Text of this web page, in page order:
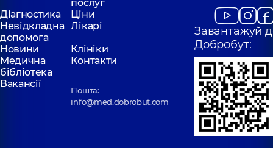
Київ
послуг
Діагностика
Ціни
Невідкладна
допомога
Лікарі
Новини
Клініки
Медична
бібліотека
Контакти
Вакансії
Пошта:
info@med.dobrobut.com
Завантажуй
Добробут: